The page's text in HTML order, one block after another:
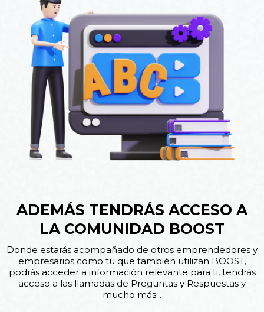
ADEMÁS TENDRÁS ACCESO A
LA COMUNIDAD BOOST
Donde estarás acompañado de otros emprendedores y
empresarios como tu que también utilizan BOOST,
podrás acceder a información relevante para ti, tendrás
acceso a las llamadas de Preguntas y Respuestas y
mucho más...